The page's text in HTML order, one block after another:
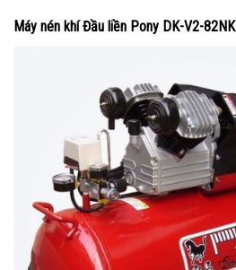
Máy nén khí Đầu liền Pony DK-V2-82NK